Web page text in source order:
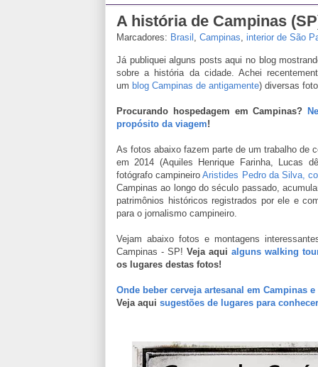
A história de Campinas
Marcadores: Brasil Campinas interior de São
Já publiquei alguns posts aqui no blog
sobre a história da cidade. Achei
um blog Campinas de antigamente) diversas
Procurando hospedagem em Campinas?
propósito da viagem!
As fotos abaixo fazem parte de um trabalho de
em 2014 (Aquiles Henrique Farinha, Lucas
fotógrafo campineiroAristides Pedro da Silva,
Campinas ao longo do século passado,
patrimônios históricos registrados por ele e
para o jornalismo campineiro.
Vejam abaixo fotos e montagens
Campinas - SP! Veja aqui alguns walking
os lugares destas fotos!
Onde beber cerveja artesanal em Campinas
Veja aqui sugestões de lugares para